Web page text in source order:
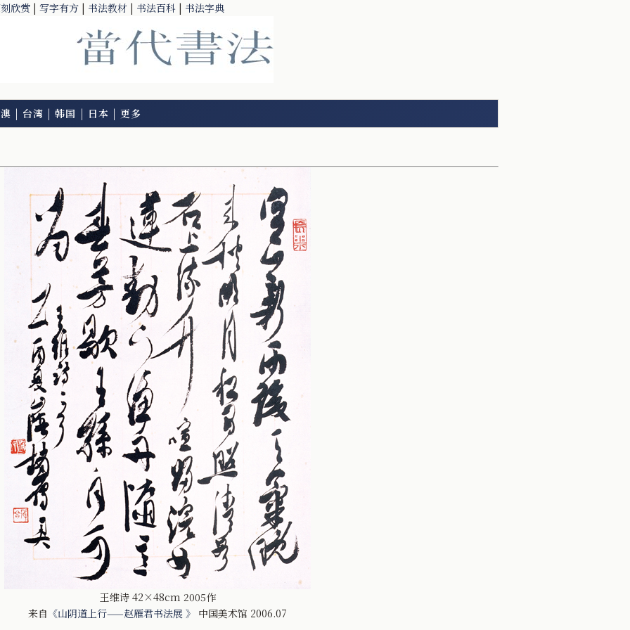
欣赏 | 写字有方 | 书法教材 | 书法百科 | 书法字典
| 台湾 |韩国 | 日本 | 更多
王维诗 42×48cm 2005作
来自 《山阴道上行——赵雁君书法展 》 中国美术馆 2006.07